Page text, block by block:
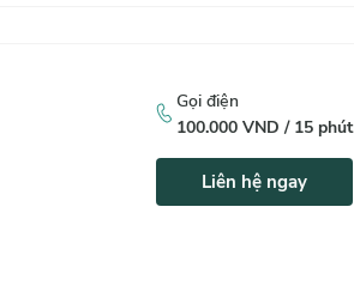
Gọi điện
100.000 VND / 15 phút
Liên hệ ngay